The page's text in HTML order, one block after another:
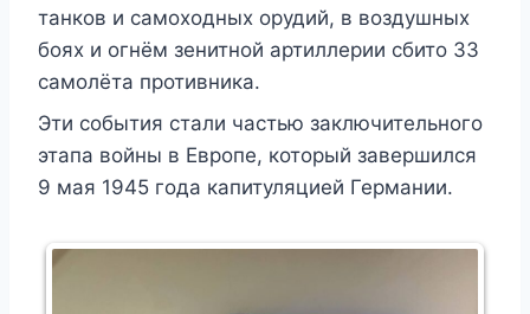
танков и самоходных орудий, в воздушных
боях и огнём зенитной артиллерии сбито 33
самолёта противника.
Эти события стали частью заключительного
этапа войны в Европе, который завершился
9 мая 1945 года капитуляцией Германии.